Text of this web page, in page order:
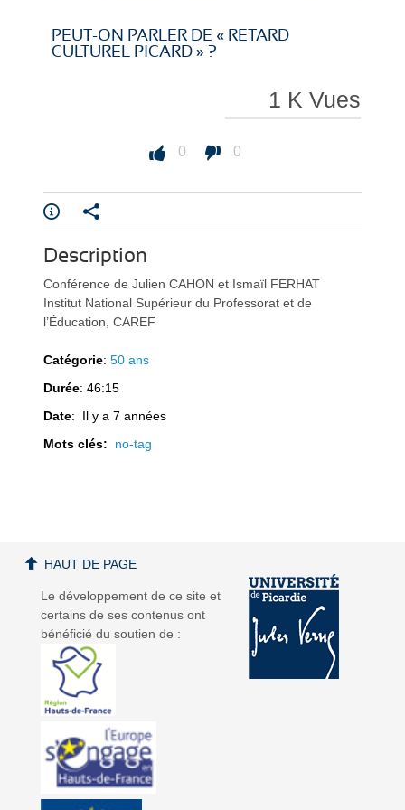
i
r
e
i
r
e
PEUT-ON PARLER DE « RETARD
CULTUREL PICARD » ?
1 K Vues
0 0
Description
Conférence de Julien CAHON et Ismaïl FERHAT
Institut National Supérieur du Professorat et de
l’Éducation, CAREF
Catégorie:50 ans
Durée: 46:15
Date: Il y a 7 années
Mots clés: no-tag
Le développement de ce site et
certains de ses contenus ont
bénéficié du soutien de :
HAUT DE PAGE